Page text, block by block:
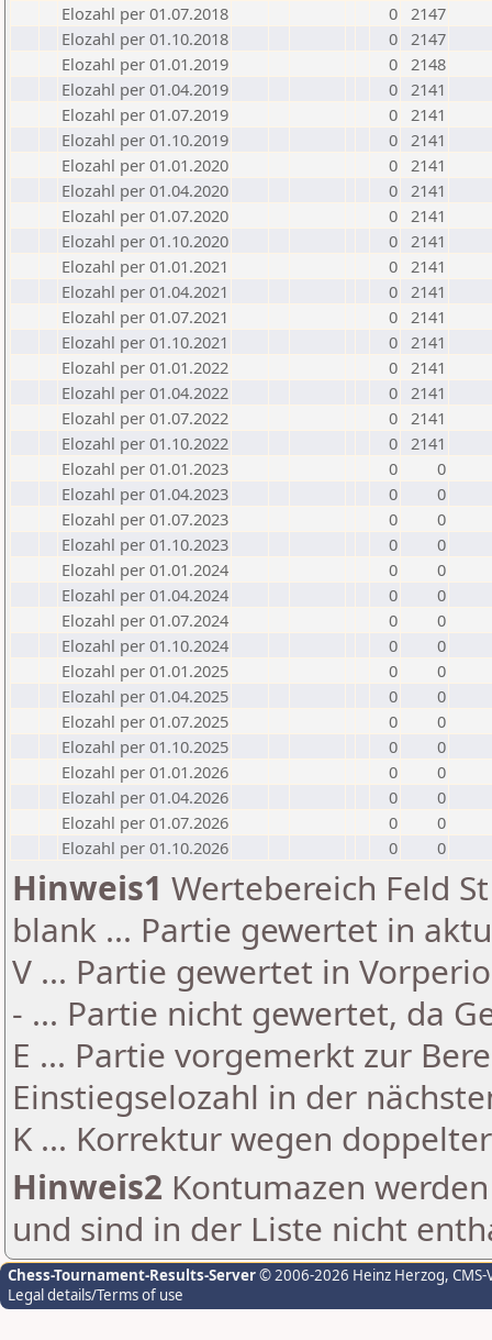
Elozahl per 01.07.2018
0 2147
Elozahl per 01.10.2018
0 2147
Elozahl per 01.01.2019
0 2148
Elozahl per 01.04.2019
0 2141
Elozahl per 01.07.2019
0 2141
Elozahl per 01.10.2019
0 2141
Elozahl per 01.01.2020
0 2141
Elozahl per 01.04.2020
0 2141
Elozahl per 01.07.2020
0 2141
Elozahl per 01.10.2020
0 2141
Elozahl per 01.01.2021
0 2141
Elozahl per 01.04.2021
0 2141
Elozahl per 01.07.2021
0 2141
Elozahl per 01.10.2021
0 2141
Elozahl per 01.01.2022
0 2141
Elozahl per 01.04.2022
0 2141
Elozahl per 01.07.2022
0 2141
Elozahl per 01.10.2022
0 2141
Elozahl per 01.01.2023
0
0
Elozahl per 01.04.2023
0
0
Elozahl per 01.07.2023
0
0
Elozahl per 01.10.2023
0
0
Elozahl per 01.01.2024
0
0
Elozahl per 01.04.2024
0
0
Elozahl per 01.07.2024
0
0
Elozahl per 01.10.2024
0
0
Elozahl per 01.01.2025
0
0
Elozahl per 01.04.2025
0
0
Elozahl per 01.07.2025
0
0
Elozahl per 01.10.2025
0
0
Elozahl per 01.01.2026
0
0
Elozahl per 01.04.2026
0
0
Elozahl per 01.07.2026
0
0
Elozahl per 01.10.2026
0 0
Hinweis1 Wertebereich Feld
blank ... Partie gewertet in
V ... Partie gewertet in
- ... Partie nicht gewertet, da
E ... Partie vorgemerkt zur
Einstiegselozahl in der
K ... Korrektur wegen
Hinweis2 Kontumazen
und sind in der Liste nicht
Chess-Tournament-Results-Server© 2006-2026 Heinz Herzog,
Legal details/Terms of use